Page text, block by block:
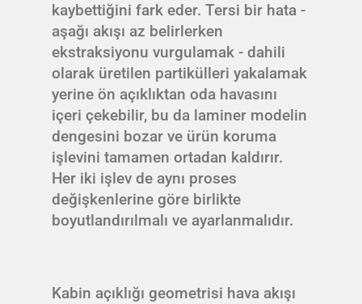
kaybettiğini fark eder. Tersi bir hata -
aşağı akışı az belirlerken
ekstraksiyonu vurgulamak - dahili
olarak üretilen partikülleri yakalamak
yerine ön açıklıktan oda havasını
içeri çekebilir, bu da laminer modelin
dengesini bozar ve ürün koruma
işlevini tamamen ortadan kaldırır.
Her iki işlev de aynı proses
değişkenlerine göre birlikte
boyutlandırılmalı ve ayarlanmalıdır.
Kabin açıklığı geometrisi hava akışı